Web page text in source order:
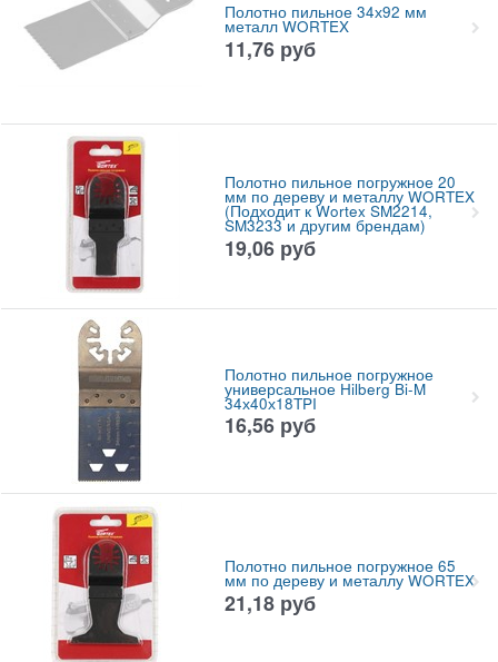
Полотно пильное 34х92 мм
металл WORTEX
11,76 руб
Полотно пильное погружное 20
мм по дереву и металлу WORTEX
(Подходит к Wortex SM2214,
SM3233 и другим брендам)
19,06 руб
Полотно пильное погружное
универсальное Hilberg Bi-M
34х40х18TPI
16,56 руб
Полотно пильное погружное 65
мм по дереву и металлу WORTEX
21,18 руб